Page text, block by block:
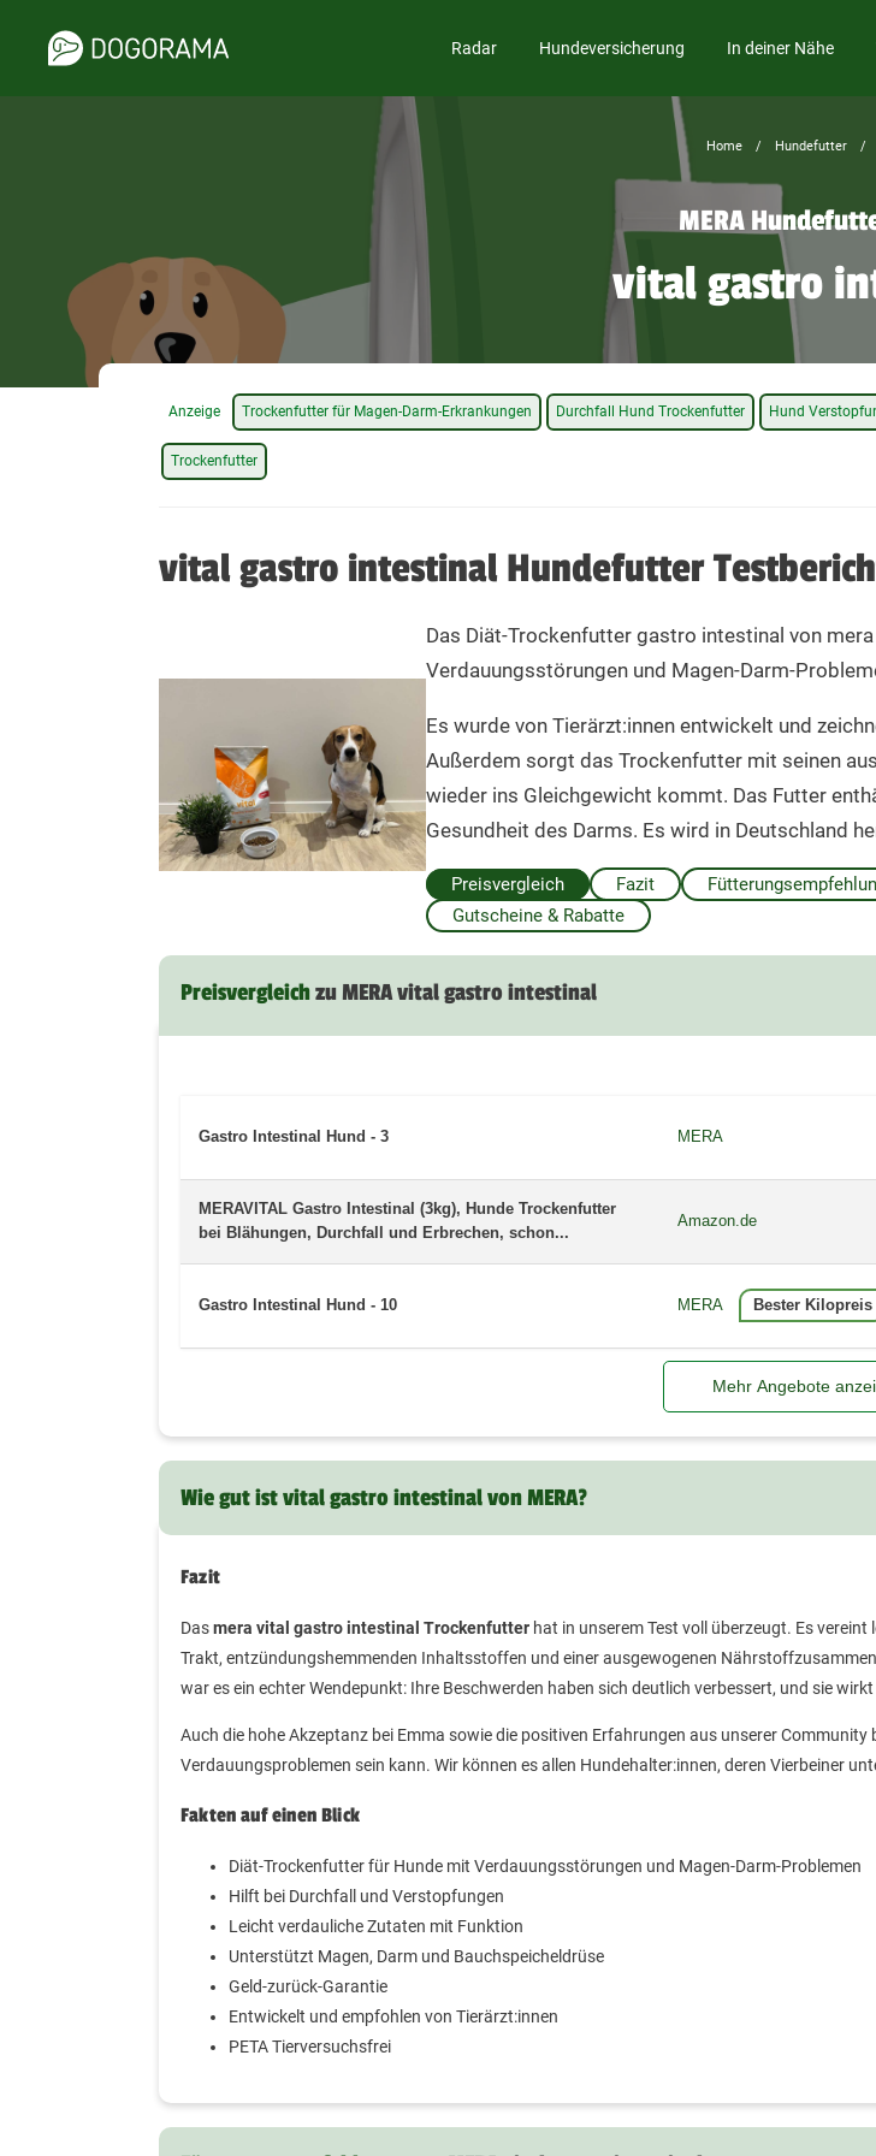
Radar Hundeversicherung In deiner Nähe
Home Hundefutter
MERA
vital gastro
Anzeige Trockenfutter für Magen-Darm-Erkrankungen Durchfall Hund Trockenfutter Hund
Trockenfutter
vital gastro intestinal Hundefutter
Das Diät-Trockenfutter gastro intestinal von
Verdauungsstörungen und Magen-Darm-
Es wurde von Tierärzt:innen entwickelt und
Außerdem sorgt das Trockenfutter mit seinen
wieder ins Gleichgewicht kommt. Das Futter
Gesundheit des Darms. Es wird in Deutschland
Preisvergleich Fazit
Gutscheine & Rabatte
Preisvergleichzu MERA vital gastro intestinal
Gastro Intestinal Hund - 3 MERA
MERAVITAL Gastro Intestinal (3kg), Hunde Trockenfutter
bei Blähungen, Durchfall und Erbrechen, schon...
Amazon.de
Gastro Intestinal Hund - 10 MERA Bester Kilopreis
Mehr Angebote
Wie gut ist vital gastro intestinal von MERA?
Fazit
Dasmera vital gastro intestinal Trockenfutter hat in unserem Test voll überzeugt. Es
Trakt, entzündungshemmenden Inhaltsstoffen und einer ausgewogenen
war es ein echter Wendepunkt: Ihre Beschwerden haben sich deutlich verbessert, und sie
Auch die hohe Akzeptanz bei Emma sowie die positiven Erfahrungen aus unserer
Verdauungsproblemen sein kann. Wir können es allen Hundehalter:innen, deren Vierbeiner
Fakten auf einen Blick
Diät-Trockenfutter für Hunde mit Verdauungsstörungen und Magen-Darm-Problemen
Hilft bei Durchfall und Verstopfungen
Leicht verdauliche Zutaten mit Funktion
Unterstützt Magen, Darm und Bauchspeicheldrüse
Geld-zurück-Garantie
Entwickelt und empfohlen von Tierärzt:innen
PETA Tierversuchsfrei